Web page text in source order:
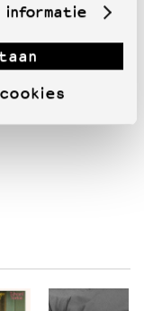
informatie